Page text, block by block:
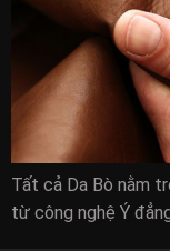
Tất cả Da Bò nằm
từ công nghệ Ý